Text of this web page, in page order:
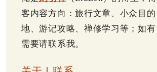
客内容方向：旅行文章、小众目的
地、游记攻略、禅修学习等；如有
需要请联系我。